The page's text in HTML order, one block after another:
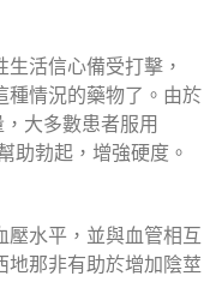
活信心備受打擊，
種情況的藥物了。由於
大多數患者服用
助勃起，增強硬度。
壓水平，並與血管相互
地那非有助於增加陰莖